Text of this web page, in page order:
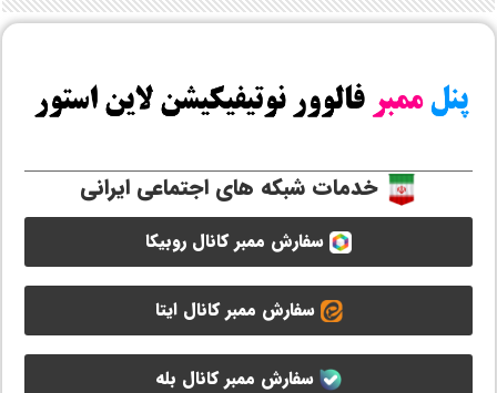
خدمات شبکه های اجتماعی ایرانی
سفارش ممبر کانال روبیکا
سفارش ممبر کانال ایتا
سفارش ممبر کانال بله